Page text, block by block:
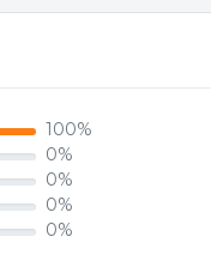
100%
0%
0%
0%
0%